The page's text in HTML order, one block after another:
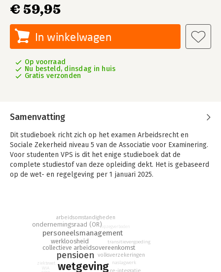
€ 59,95
In winkelwagen
Op voorraad
Nu besteld, dinsdag in huis
Gratis verzonden
Samenvatting
Dit studieboek richt zich op het examen Arbeidsrecht en
Sociale Zekerheid niveau 5 van de Associatie voor Examinering.
Voor studenten VPS is dit het enige studieboek dat de
complete studiestof van deze opleiding dekt. Het is gebaseerd
op de wet- en regelgeving per 1 januari 2025.
Bij dit theorieboek hoort een opgavenboek met toetsvragen
voor elk hoofdstuk in de vorm van open vragen en multiple-
choicevragen. Op de bijbehorende digitale leeromgeving is
veel aanvullend studiemateriaal te vinden.
wetgeving
pensioen
collectieve arbeidsovereenkomst
werkloosheid
personeelsmanagement
volksverzekeringen
ondernemingsraad (OR)
arbeidsomstandigheden
transitievergoeding
re-integratie
opzegverboden
naslagwerk
WIA
ziektewet